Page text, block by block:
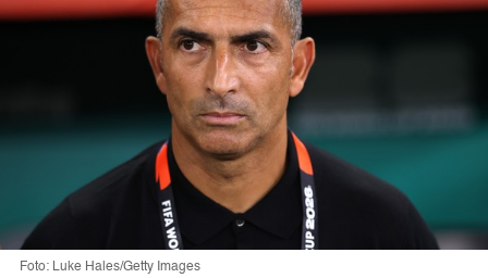
Foto: Luke Hales/Getty Images